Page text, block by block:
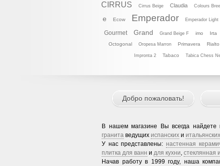
CIRRUS Cirrus Beige Claudia Colours
e Ecow Emperador Emperador Light
Gourmet Grand Grand Beige F imo Irta
Octogonal
Oropesa Marron Primavera Rialto
Impronta 2 Tabaco Tabica Chess
Добро пожаловать!
В нашем магазине Вы всегда найдете
гранита ведущих испанских и итальянских
У нас представлены: настенная
плитка для ванн и для кухни, стеклянная
Начав работу в 1999 году, наша